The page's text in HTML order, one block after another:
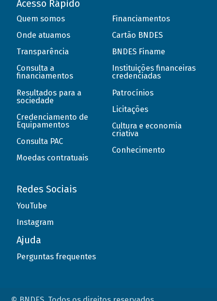
Acesso Rápido
Quem somos
Onde atuamos
Transparência
Consulta a
financiamentos
Resultados para a
sociedade
Credenciamento de
Equipamentos
Consulta PAC
Moedas contratuais
Financiamentos
Cartão BNDES
BNDES Finame
Instituições financeiras
credenciadas
Patrocínios
Licitações
Cultura e economia
criativa
Conhecimento
Redes Sociais
YouTube
Instagram
Ajuda
Perguntas frequentes